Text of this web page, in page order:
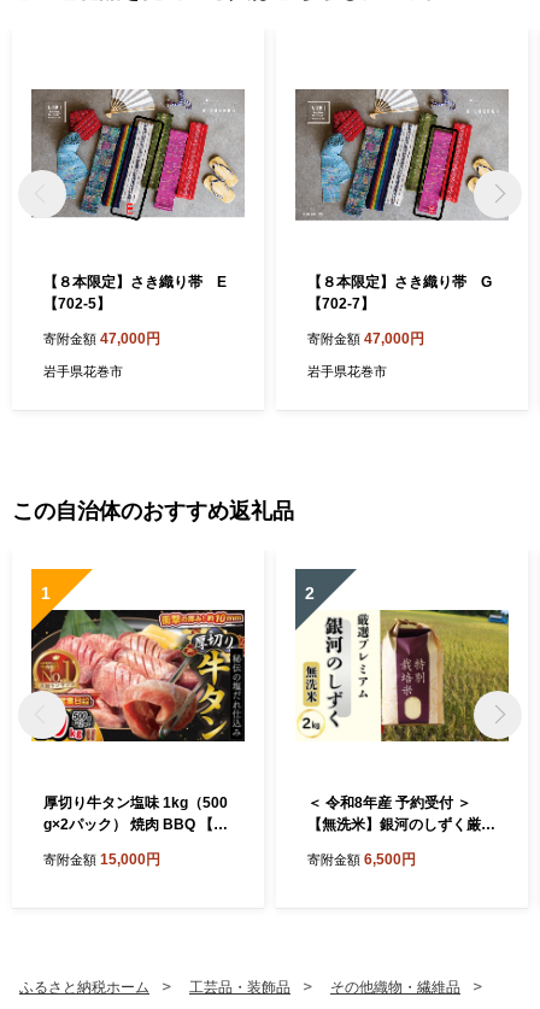
【８本限定】さき織り帯 E
【702-5】
寄附金額 47,000円
岩手県花巻市
【８本限定】さき織り帯 G
【702-7】
寄附金額 47,000円
岩手県花巻市
この自治体のおすすめ返礼品
1
厚切り牛タン塩味 1kg（500
g×2パック） 焼肉 BBQ 【76
寄附金額 15,000円
2
＜ 令和8年産 予約受付 ＞
【無洗米】銀河のしずく厳選
肥料）2kg 【2083】
寄附金額 6,500円
ふるさと納税ホーム 工芸品・装飾品
その他織物・繊維品